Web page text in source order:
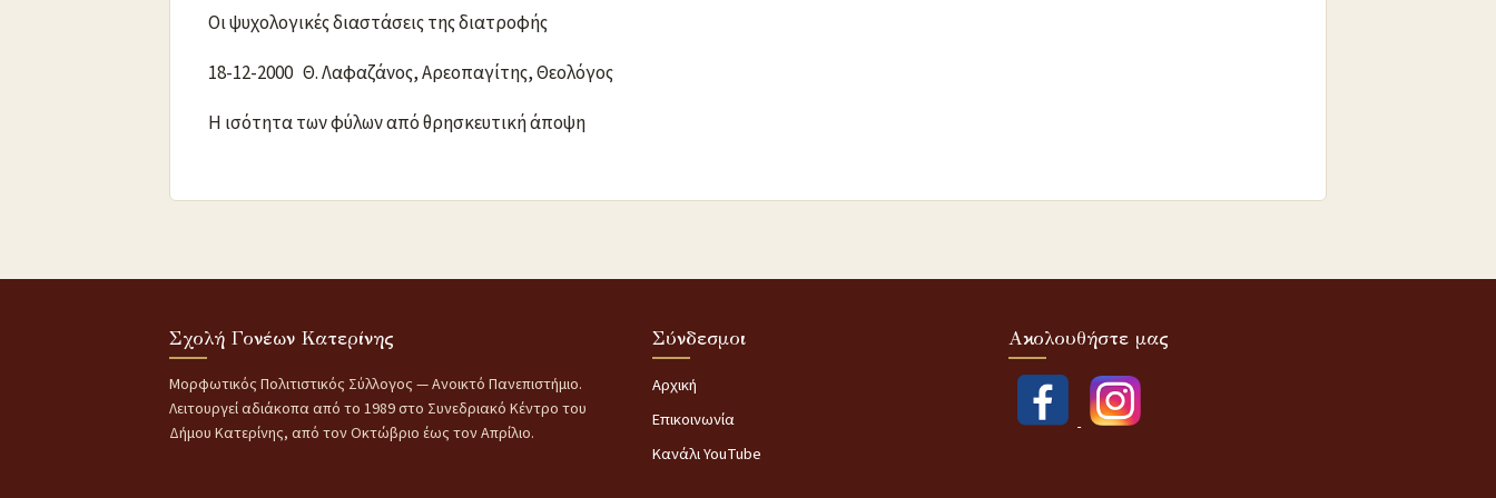
Οι ψυχολογικές διαστάσεις της διατροφής
18-12-2000 Θ. Λαφαζάνος, Αρεοπαγίτης, Θεολόγος
Η ισότητα των φύλων από θρησκευτική άποψη
Σχολή Γονέων Κατερίνης
Μορφωτικός Πολιτιστικός Σύλλογος — Ανοικτό Πανεπιστήμιο.
Λειτουργεί αδιάκοπα από το 1989 στο Συνεδριακό Κέντρο του
Δήμου Κατερίνης, από τον Οκτώβριο έως τον Απρίλιο.
Σύνδεσμοι
Αρχική
Επικοινωνία
Κανάλι YouTube
Ακολουθήστε μας